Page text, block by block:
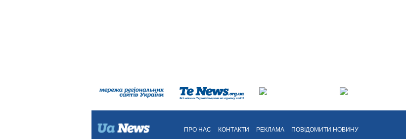
ПРО НАС КОНТАКТИ РЕКЛАМА ПОВІДОМИТИ НОВИНУ